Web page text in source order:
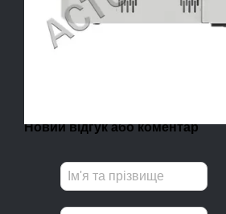
Новий відгук або коментар